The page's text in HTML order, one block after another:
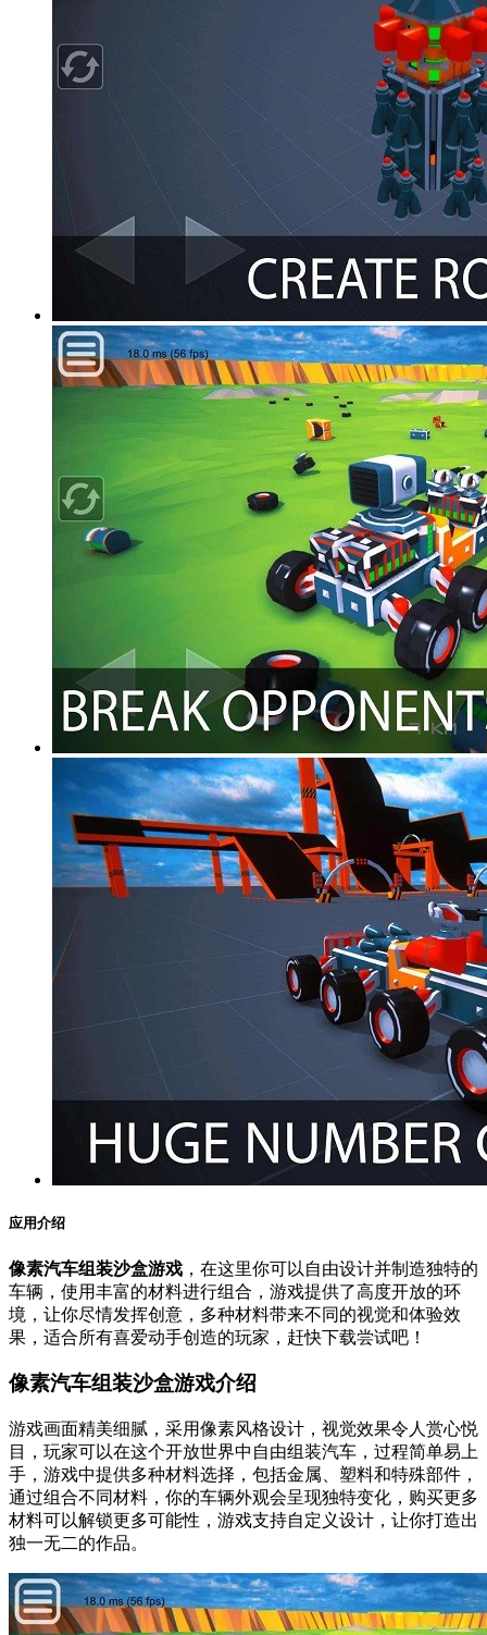
应用介绍
像素汽车组装沙盒游戏 ，在这里你可以自由设计并制造独特的
车辆，使用丰富的材料进行组合，游戏提供了高度开放的环
境，让你尽情发挥创意，多种材料带来不同的视觉和体验效
果，适合所有喜爱动手创造的玩家，赶快下载尝试吧！
像素汽车组装沙盒游戏介绍
游戏画面精美细腻，采用像素风格设计，视觉效果令人赏心悦
目，玩家可以在这个开放世界中自由组装汽车，过程简单易上
手，游戏中提供多种材料选择，包括金属、塑料和特殊部件，
通过组合不同材料，你的车辆外观会呈现独特变化，购买更多
材料可以解锁更多可能性，游戏支持自定义设计，让你打造出
独一无二的作品。